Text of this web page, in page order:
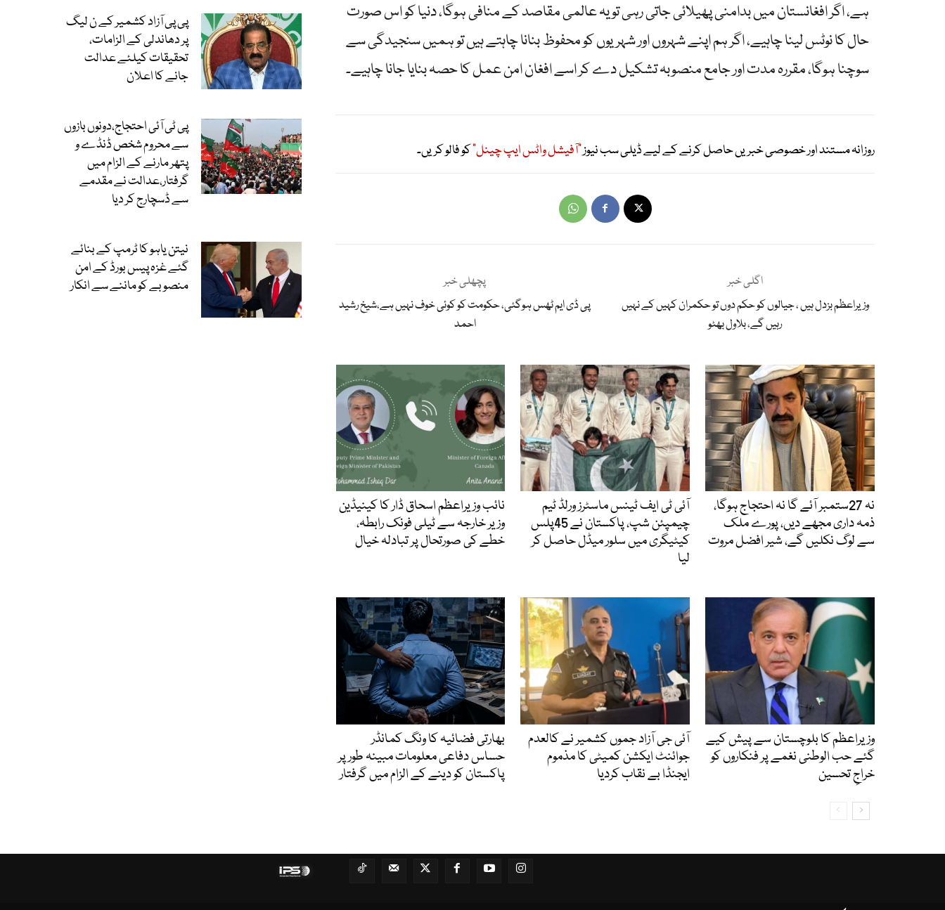
پی پی آزاد کشمیر کے ن لیگ
پر دھاندلی کے الزامات،
تحقیقات کیلئے عدالت
جانے کا اعلان
پی ٹی آئی احتجاج،دونوں بازوں
سے محروم شخص ڈنڈے و
پتھر مارنے کے الزام میں
گرفتار،عدالت نے مقدمے
سے ڈسچارج کر دیا
نیتن یاہو کا ٹرمپ کے بنائے
گئے غزہ پیس بورڈ کے امن
منصوبے کو ماننے سے انکار
ہے، اگر افغانستان میں بدامنی پھیلائی جاتی رہی تو یہ عالمی مقاصد کے منافی ہوگا، دنیا کو اس صورت
حال کا نوٹس لینا چاہیے، اگر ہم اپنے شہروں اور شہریوں کو محفوظ بنانا چاہتے ہیں تو ہمیں سنجیدگی سے
سوچنا ہوگا، مقررہ مدت اور جامع منصوبہ تشکیل دے کر اسے افغان امن عمل کا حصہ بنایا جانا چاہیے۔
روزانہ مستند اور خصوصی خبریں حاصل کرنے کے لیے ڈیلی سب نیوز"آفیشل واٹس ایپ چینل"کو فالو کریں۔
پچھلی خبر
پی ڈی ایم ٹھس ہوگئی، حکومت کو کوئی خوف نہیں ہے،شیخ رشید
احمد
اگلی خبر
وزیراعظم بزدل ہیں ، جیالوں کو حکم دوں تو حکمران کہیں کے نہیں
رہیں گے، بلاول بھٹو
نائب وزیراعظم اسحاق ڈار کا کینیڈین
وزیر خارجہ سے ٹیلی فونک رابطہ،
خطے کی صورتحال پر تبادلہ خیال
آئی ٹی ایف ٹینس ماسٹرز ورلڈ ٹیم
چیمپئن شپ، پاکستان نے 45پلس
کیٹیگری میں سلور میڈل حاصل کر
لیا
نہ 27ستمبر آئے گا نہ احتجاج ہوگا،
ذمہ داری مجھے دیں، پورے ملک
سے لوگ نکلیں گے، شیر افضل مروت
بھارتی فضائیہ کا ونگ کمانڈر
حساس دفاعی معلومات مبینہ طور پر
پاکستان کو دینے کے الزام میں گرفتار
آئی جی آزاد جموں کشمیر نے کالعدم
جوائنٹ ایکشن کمیٹی کا مذموم
ایجنڈا بے نقاب کردیا
وزیراعظم کا بلوچستان سے پیش کیے
گئے حب الوطنی نغمے پر فنکاروں کو
خراجِ تحسین